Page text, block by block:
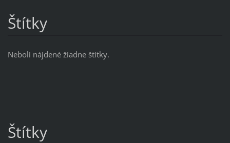
Štítky
Neboli nájdené žiadne štítky.
Štítky